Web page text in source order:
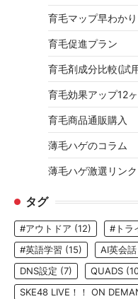
育毛マップ早わかり
育毛促進プラン
育毛剤成分比較(試
育毛効果アップ12
育毛商品通販購入
薄毛ハゲのコラム
薄毛ハゲ激選リンク
タグ
#アウトドア (12) #トラ
#英語学習 (15) AI英会話
DNS設定 (7) QUADS
SKE48 LIVE！！ ON